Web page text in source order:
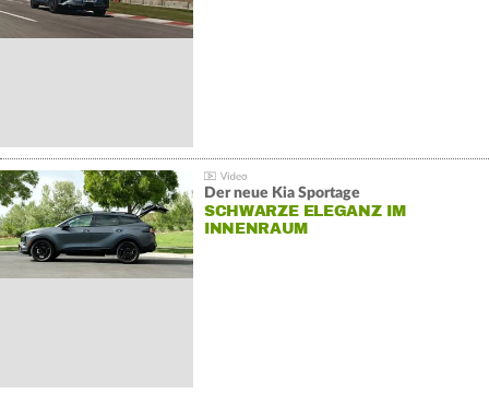
Der neue Kia Sportage
SCHWARZE ELEGANZ IM
INNENRAUM